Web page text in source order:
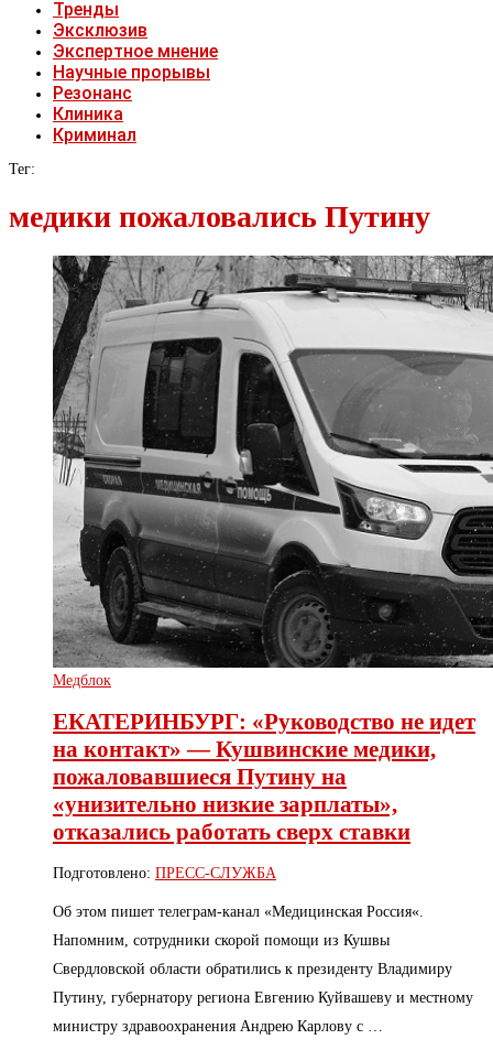
Тренды
Эксклюзив
Экспертное мнение
Научные прорывы
Резонанс
Клиника
Криминал
Тег:
медики пожаловались Путину
Медблок
ЕКАТЕРИНБУРГ: «Руководство не идет
на контакт» — Кушвинские медики,
пожаловавшиеся Путину на
«унизительно низкие зарплаты»,
отказались работать сверх ставки
Подготовлено: ПРЕСС-СЛУЖБА
Об этом пишет телеграм-канал «Медицинская Россия«.
Напомним, сотрудники скорой помощи из Кушвы
Свердловской области обратились к президенту Владимиру
Путину, губернатору региона Евгению Куйвашеву и местному
министру здравоохранения Андрею Карлову с …